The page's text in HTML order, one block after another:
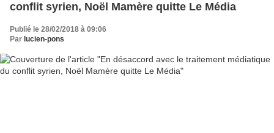
conflit syrien, Noël Mamère quitte Le Média
Publié le 28/02/2018 à 09:06
Par lucien-pons